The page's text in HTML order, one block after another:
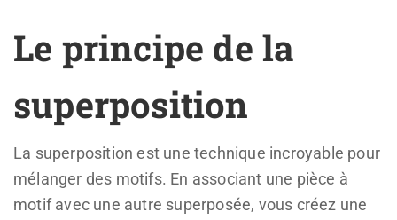
Le principe de la
superposition
La superposition est une technique incroyable pour
mélanger des motifs. En associant une pièce à
motif avec une autre superposée, vous créez une